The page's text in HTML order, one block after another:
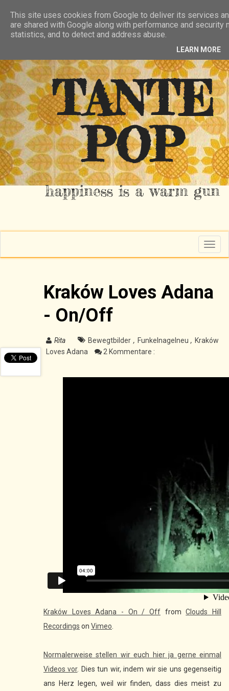
RSS FEED
TANTE
POP
happiness is a warm gun
T
o
g
a
v
o
n
Kraków Loves Adana
- On/Off
Rita Bewegtbilder , Funkelnagelneu, Kraków
Loves Adana
2 Kommentare :
Kraków Loves Adana - On / Off fromClouds Hill
Recordings on Vimeo
Normalerweise stellen wir euch hier ja gerne einmal
Videos vor. Dies tun wir, indem wir sie uns gegenseitig
ans Herz legen, weil wir finden, dass dies meist zu
This site uses cookies from Google to deliver its services
are shared with Google along with performance and
statistics, and to detect and address abuse.
LEARN MORE